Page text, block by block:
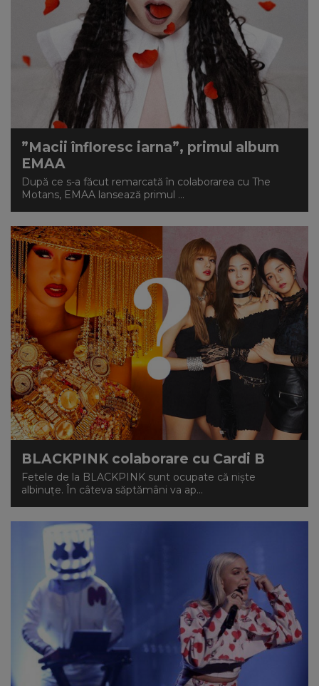
”Macii înfloresc iarna”, primul album
EMAA
După ce s-a făcut remarcată în colaborarea cu The
Motans, EMAA lansează primul ...
BLACKPINK colaborare cu Cardi B
Fetele de la BLACKPINK sunt ocupate că niște
albinuțe. În câteva săptămâni va ap...